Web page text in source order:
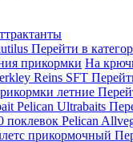
Перейти в
прикормки На
Reins SFT
летние
Pelican Ultrabaits
поклевок Pelican
прикормочный